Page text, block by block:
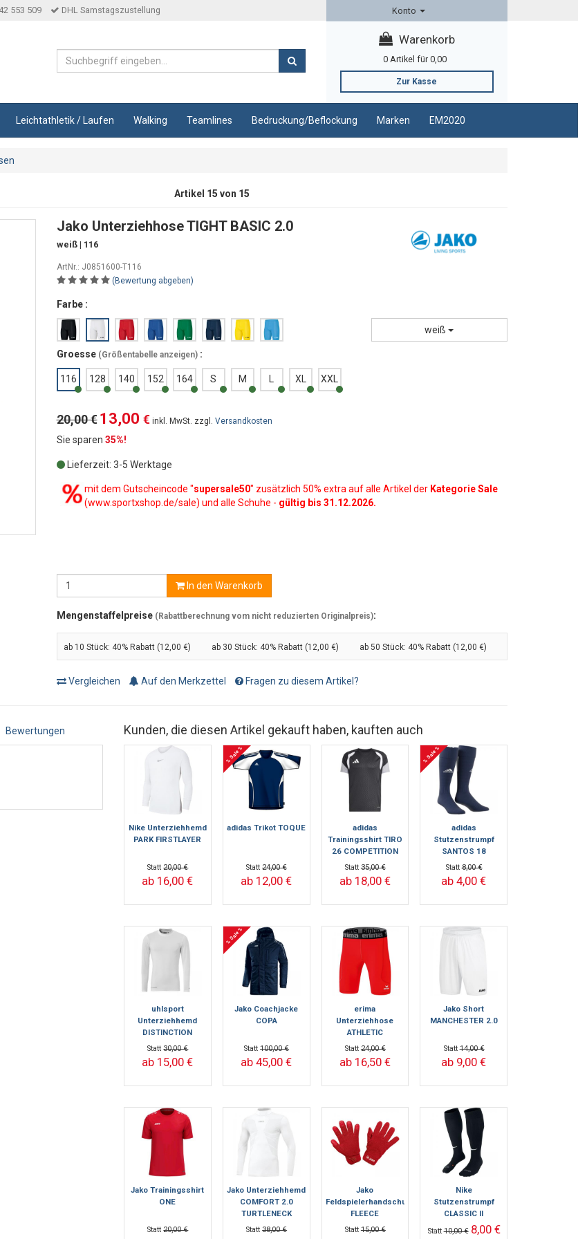
553 509 DHL Samstagszustellung Konto
Warenkorb
0 Artikel für 0,00
Zur Kasse
Leichtathletik / Laufen Walking Teamlines Bedruckung/Beflockung Marken EM2020
Artikel 15 von 15
Jako Unterziehhose TIGHT BASIC 2.0
weiß | 116
ArtNr.: J0851600-T116
(Bewertung abgeben)
Farbe :
weiß
Groesse (Größentabelle anzeigen):
116 128 140 152 164 S M XL XXL
20,00 € 13,00 € inkl. MwSt. zzgl. Versandkosten
Sie sparen 35%!
Lieferzeit: 3-5 Werktage
mit dem Gutscheincode "supersale50" zusätzlich 50% extra auf alle Artikel der Kategorie Sale
(www.sportxshop.de/sale) und alle Schuhe - gültig bis 31.12.2026.
In den Warenkorb
Mengenstaffelpreise (Rabattberechnung vom nicht reduzierten Originalpreis):
ab 10 Stück: 40% Rabatt (12,00 €) ab 30 Stück: 40% Rabatt (12,00 €) ab 50 Stück: 40% Rabatt (12,00 €)
Vergleichen Auf den Merkzettel Fragen zu diesem Artikel?
Bewertungen Kunden, die diesen Artikel gekauft haben, kauften auch
Nike Unterziehhemd
PARK FIRSTLAYER
Statt20,00 €
ab 16,00 €
% Sale %
adidas Trikot TOQUE
Statt24,00 €
ab 12,00 €
adidas
Trainingsshirt TIRO
26 COMPETITION
Statt35,00 €
ab 18,00 €
% Sale %
adidas
Stutzenstrumpf
SANTOS 18
Statt8,00 €
ab 4,00 €
uhlsport
Unterziehhemd
DISTINCTION
COLORS - langarm
Statt30,00 €
ab 15,00 €
% Sale %
Jako Coachjacke
COPA
Statt100,00 €
ab 45,00 €
erima
Unterziehhose
ATHLETIC
ELEMENTAL TIGHT -
kurz
Statt24,00 €
ab 16,50 €
Jako Short
MANCHESTER 2.0
Statt14,00 €
ab 9,00 €
Jako Trainingsshirt
ONE
Statt20,00 €
Jako Unterziehhemd
COMFORT 2.0
TURTLENECK
Statt38,00 €
Jako
Feldspielerhandschuh
FLEECE
Statt15,00 €
Nike
Stutzenstrumpf
CLASSIC II
Statt10,00 € 8,00 €